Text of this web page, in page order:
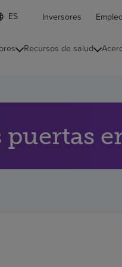
Inversores
Recursos de salud